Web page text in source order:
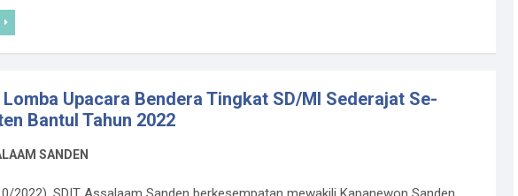
Upacara Bendera Tingkat SD/MI Sederajat Se-
Bantul Tahun 2022
SANDEN